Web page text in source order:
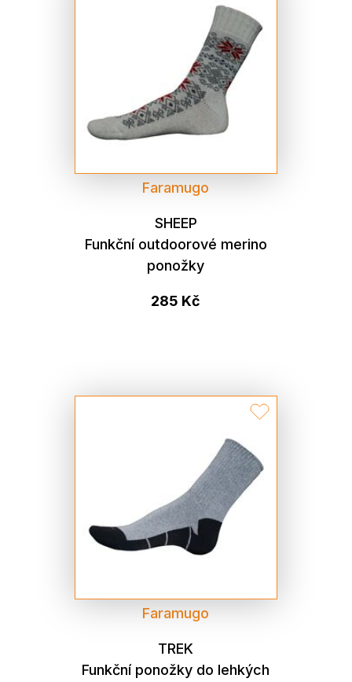
Faramugo
SHEEP
Funkční outdoorové merino
ponožky
285 Kč
Faramugo
TREK
Funkční ponožky do lehkých